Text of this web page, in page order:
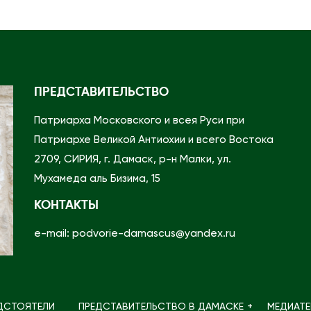
ПРЕДСТАВИТЕЛЬСТВО
Патриарха Московского и всея Руси при
Патриархе Великой Антиохии и всего Востока
2709, СИРИЯ, г. Дамаск, р-н Малки, ул.
Мухамеда аль Бизима, 15
КОНТАКТЫ
e-mail: podvorie-damascus@yandex.ru
ПРЕДСТАВИТЕЛЬСТВО В ДАМАСКЕ